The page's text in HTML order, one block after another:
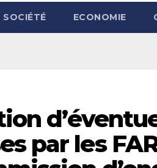
SOCIÉTÉ ECONOMIE
par les